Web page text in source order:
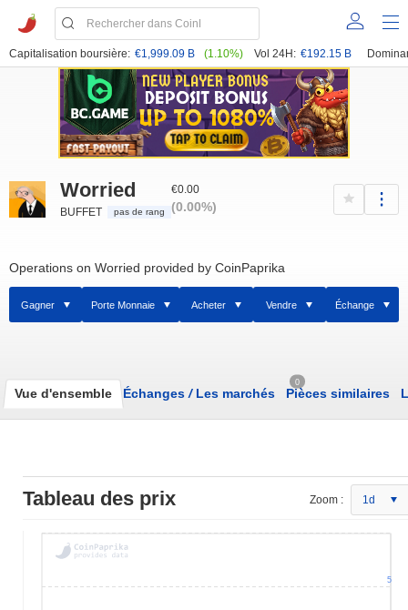
Capitalisation boursière: €1,999.09 B (1.10%) Vol 24H: €192.15 B
Worried
BUFFET pas de rang
€0.00
(0.00%)
Operations on Worried provided by CoinPaprika
Gagner Porte Monnaie Acheter Vendre Échange
Vue d'ensemble Échanges /Les marchés
0
Pièces similaires
Tableau des prix Zoom : 1d
5